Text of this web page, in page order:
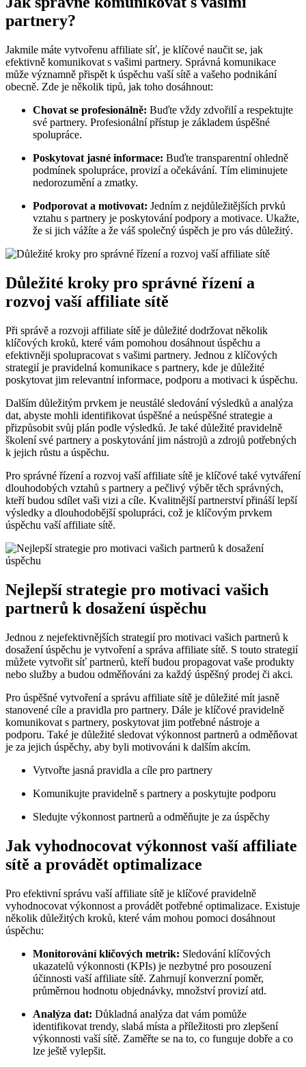
partnery?
Jakmile máte vytvořenu affiliate síť, je klíčové naučit se, jak
efektivně komunikovat s vašimi partnery. Správná komunikace
může významně přispět k úspěchu vaší sítě a vašeho podnikání
obecně. Zde je několik tipů, jak toho dosáhnout:
Chovat se profesionálně: Buďte vždy zdvořilí a respektujte
své partnery. Profesionální přístup je základem úspěšné
spolupráce.
Poskytovat jasné informace: Buďte transparentní ohledně
podmínek spolupráce, provizí a očekávání. Tím eliminujete
nedorozumění a zmatky.
Podporovat a motivovat: Jedním z nejdůležitějších prvků
vztahu s partnery je poskytování podpory a motivace. Ukažte,
že si jich vážíte a že váš společný úspěch je pro vás důležitý.
Důležité kroky pro správné řízení a
rozvoj vaší affiliate sítě
Při správě a rozvoji affiliate sítě je důležité dodržovat několik
klíčových kroků, které vám pomohou dosáhnout úspěchu a
efektivněji spolupracovat s vašimi partnery. Jednou z klíčových
strategií je pravidelná komunikace s partnery, kde je důležité
poskytovat jim relevantní informace, podporu a motivaci k úspěchu.
Dalším důležitým prvkem je neustálé sledování výsledků a analýza
dat, abyste mohli identifikovat úspěšné a neúspěšné strategie a
přizpůsobit svůj plán podle výsledků. Je také důležité pravidelně
školení své partnery a poskytování jim nástrojů a zdrojů potřebných
k jejich růstu a úspěchu.
Pro správné řízení a rozvoj vaší affiliate sítě je klíčové také vytváření
dlouhodobých vztahů s partnery a pečlivý výběr těch správných,
kteří budou sdílet vaši vizi a cíle. Kvalitnější partnerství přináší lepší
výsledky a dlouhodobější spolupráci, což je klíčovým prvkem
úspěchu vaší affiliate sítě.
Nejlepší strategie pro motivaci vašich
partnerů k dosažení úspěchu
Jednou z nejefektivnějších strategií pro motivaci vašich partnerů k
dosažení úspěchu je vytvoření a správa affiliate sítě. S touto strategií
můžete vytvořit síť partnerů, kteří budou propagovat vaše produkty
nebo služby a budou odměňováni za každý úspěšný prodej či akci.
Pro úspěšné vytvoření a správu affiliate sítě je důležité mít jasně
stanovené cíle a pravidla pro partnery. Dále je klíčové pravidelně
komunikovat s partnery, poskytovat jim potřebné nástroje a
podporu. Také je důležité sledovat výkonnost partnerů a odměňovat
je za jejich úspěchy, aby byli motivováni k dalším akcím.
Vytvořte jasná pravidla a cíle pro partnery
Komunikujte pravidelně s partnery a poskytujte podporu
Sledujte výkonnost partnerů a odměňujte je za úspěchy
Jak vyhodnocovat výkonnost vaší affiliate
sítě a provádět optimalizace
Pro efektivní správu vaší affiliate sítě je klíčové pravidelně
vyhodnocovat výkonnost a provádět potřebné optimalizace. Existuje
několik důležitých kroků, které vám mohou pomoci dosáhnout
úspěchu:
Monitorování klíčových metrik: Sledování klíčových
ukazatelů výkonnosti (KPIs) je nezbytné pro posouzení
účinnosti vaší affiliate sítě. Zahrnují konverzní poměr,
průměrnou hodnotu objednávky, množství provizí atd.
Analýza dat: Důkladná analýza dat vám pomůže
identifikovat trendy, slabá místa a příležitosti pro zlepšení
výkonnosti vaší sítě. Zaměřte se na to, co funguje dobře a co
lze ještě vylepšit.